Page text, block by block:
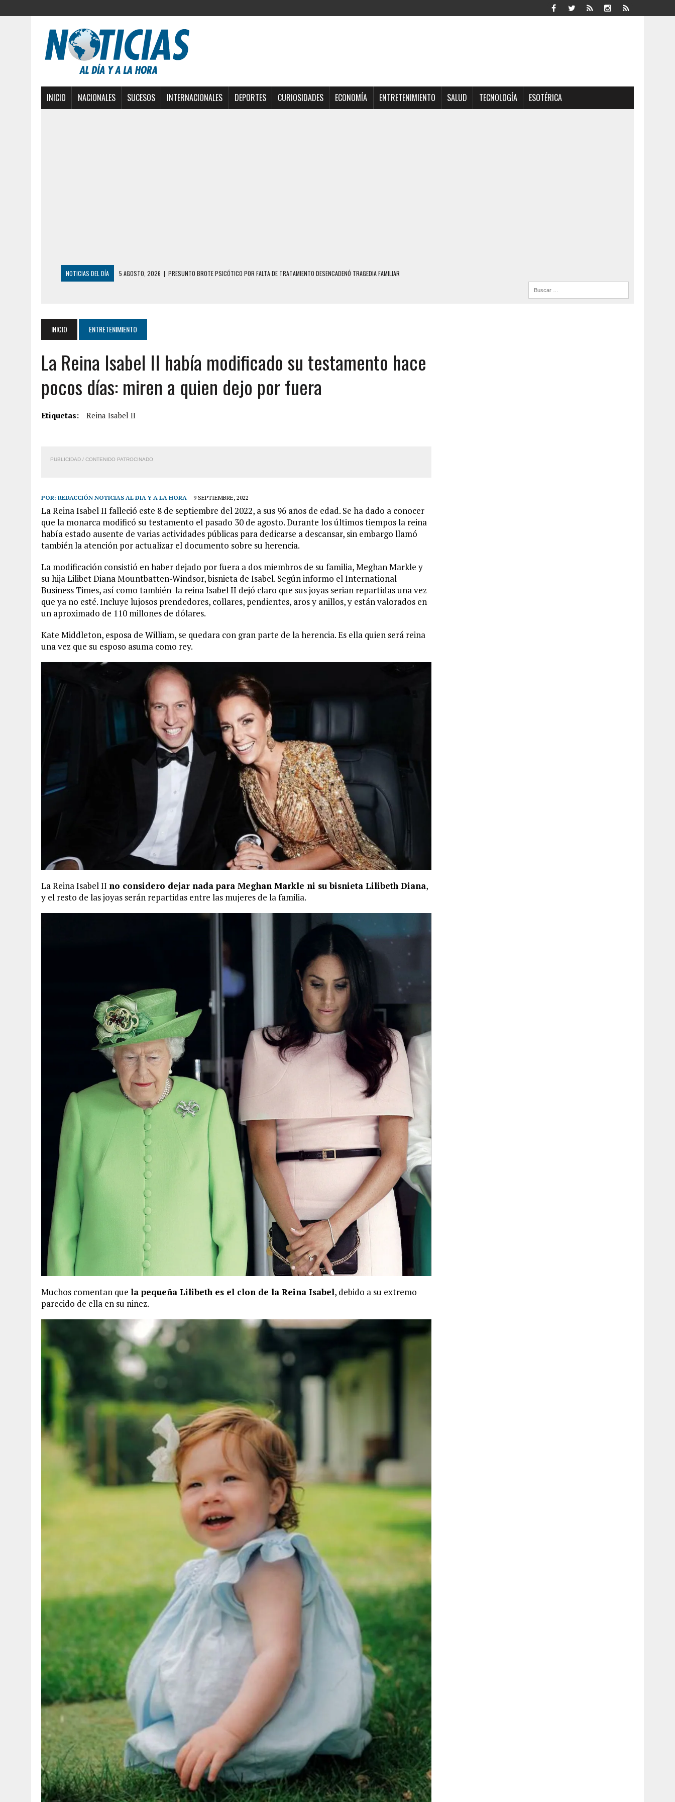
INICIO NACIONALES SUCESOS INTERNACIONALES DEPORTES CURIOSIDADES ECONOMÍA ENTRETENIMIENTO SALUD TECNOLOGÍA ESOTÉRICA
NOTICIAS DEL DÍA 5 AGOSTO, 2026 | HORROR EN BARINAS: UN HOMBRE INDUJO AL SUICIDIO A UNA ADOLESCENTE DE 13 AÑOS TRAS ABUSAR DE ELLA
7 AGOSTO, 2026 | HOMBRE ASESINÓ A SU TÍA CON UN PUÑAL Y DEJÓ HERIDAS A SU PRIMA Y A OTRO FAMILIAR EN BOLÍVAR
7 AGOSTO, 2026
YARACUY: ASESINARON DOS HOMBRES EL MISMO DÍA EN SECTORES VECINOS
7 AGOSTO, 2026 | LOCALIZARON CUERPO DE ‘LA SEÑORA DE LAS UÑAS BONITAS’ 42 DÍAS DESPUÉS DE LOS TERREMOTOS EN LA GUAIRA
6 AGOSTO, 2026 | MISTERIOSA MUERTE DE MODELO EN MONAGAS: HALLARON EL CUERPO DENTRO DE SU CASA
INICIO ENTRETENIMIENTO
La Reina Isabel II había modificado su testamento hace
pocos días: miren a quien dejo por fuera
Etiquetas: Reina Isabel II
PUBLICIDAD / CONTENIDO PATROCINADO
POR: REDACCIÓN NOTICIAS AL DIA Y A LA HORA 9 SEPTIEMBRE, 2022
La Reina Isabel II falleció este 8 de septiembre del 2022, a sus 96 años de edad. Se ha dado a conocer
que la monarca modificó su testamento el pasado 30 de agosto. Durante los últimos tiempos la reina
había estado ausente de varias actividades públicas para dedicarse a descansar, sin embargo llamó
también la atención por actualizar el documento sobre su herencia.
La modificación consistió en haber dejado por fuera a dos miembros de su familia, Meghan Markle y
su hija Lilibet Diana Mountbatten-Windsor, bisnieta de Isabel. Según informo el International
Business Times, así como también la reina Isabel II dejó claro que sus joyas serian repartidas una vez
que ya no esté. Incluye lujosos prendedores, collares, pendientes, aros y anillos, y están valorados en
un aproximado de 110 millones de dólares.
Kate Middleton, esposa de William, se quedara con gran parte de la herencia. Es ella quien será reina
una vez que su esposo asuma como rey.
La Reina Isabel II no considero dejar nada para Meghan Markle ni su bisnieta Lilibeth Diana,
y el resto de las joyas serán repartidas entre las mujeres de la familia.
Muchos comentan que la pequeña Lilibeth es el clon de la Reina Isabel, debido a su extremo
parecido de ella en su niñez.